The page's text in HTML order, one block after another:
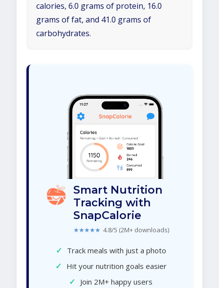
calories, 6.0 grams of protein, 16.0
grams of fat, and 41.0 grams of
carbohydrates.
Smart Nutrition
Tracking with
SnapCalorie
★★★★★ 4.8/5 (2M+ downloads)
✓ Track meals with just a photo
✓ Hit your nutrition goals easier
✓ Join 2M+ happy users